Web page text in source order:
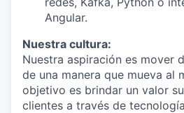
Angular.
Nuestra cultura:
Nuestra aspiración es mover
de una manera que mueva al
objetivo es brindar un valor
clientes a través de